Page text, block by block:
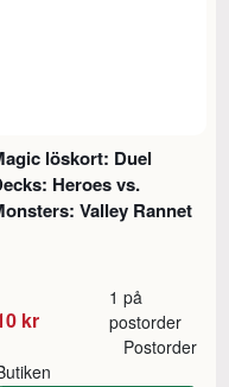
löskort: Duel
Heroes vs.
Valley Rannet
kr
1 på
postorder
Postorder